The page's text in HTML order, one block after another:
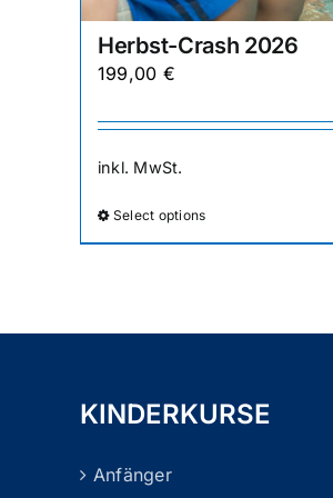
Herbst-Crash 2026
199,00 €
inkl. MwSt.
Select optionsDieses
Produkt
Varianten
Die
Optionen
KINDERKURSE
Anfänger